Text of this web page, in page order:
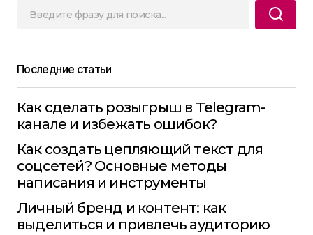
Последние статьи
Как сделать розыгрыш в Telegram-
канале и избежать ошибок?
Как создать цепляющий текст для
соцсетей? Основные методы
написания и инструменты
Личный бренд и контент: как
выделиться и привлечь аудиторию